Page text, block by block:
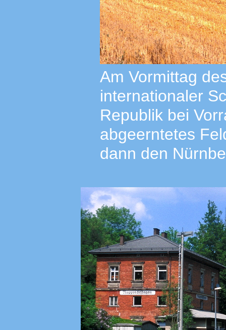
Am Vormittag
internationaler
Republik bei
abgeerntetes
dann den